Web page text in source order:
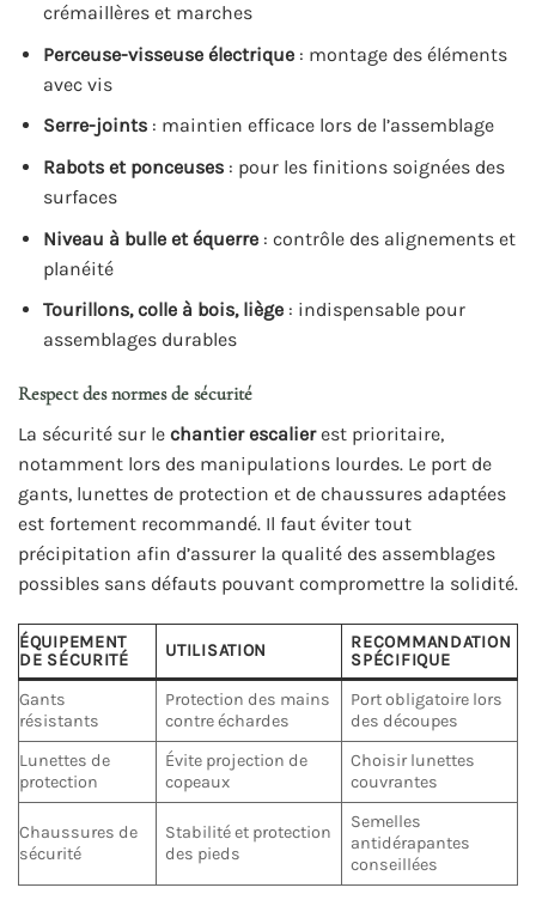
crémaillères et marches
Perceuse-visseuse électrique: montage des éléments
avec vis
Serre-joints: maintien efficace lors de l’assemblage
Rabots et ponceuses: pour les finitions soignées des
surfaces
Niveau à bulle et équerre: contrôle des alignements et
planéité
Tourillons, colle à bois, liège: indispensable pour
assemblages durables
Respect des normes de sécurité
La sécurité sur le chantier escalierest prioritaire,
notamment lors des manipulations lourdes. Le port de
gants, lunettes de protection et de chaussures adaptées
est fortement recommandé. Il faut éviter tout
précipitation afin d’assurer la qualité des assemblages
possibles sans défauts pouvant compromettre la solidité.
ÉQUIPEMENT
DE SÉCURITÉ
UTILISATION
RECOMMANDATION
SPÉCIFIQUE
Gants
résistants
Protection des mains
contre échardes
Port obligatoire lors
des découpes
Lunettes de
protection
Évite projection de
copeaux
Choisir lunettes
couvrantes
Chaussures de
sécurité
Stabilité et protection
des pieds
Semelles
antidérapantes
conseillées